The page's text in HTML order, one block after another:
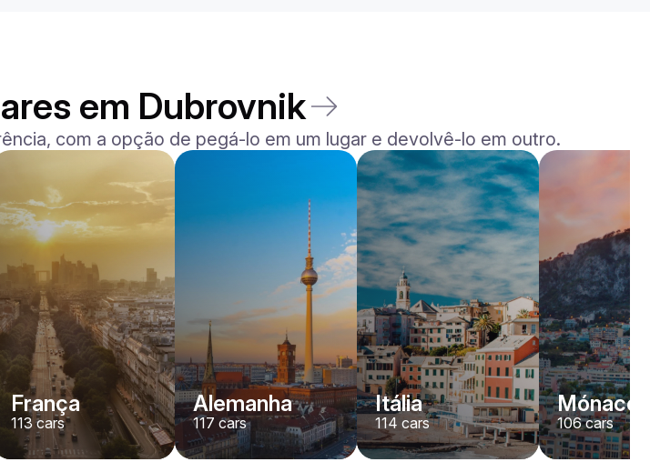
De 500
agora
2023•desporto, convertível
YK7ABNWD
De 1500
Reserve agora
em Dubrovnik
com a opção de pegá-lo em um lugar e devolvê-lo em outro.
França
113cars
Alemanha
117 cars
Itália
114 cars
Mónaco
106cars